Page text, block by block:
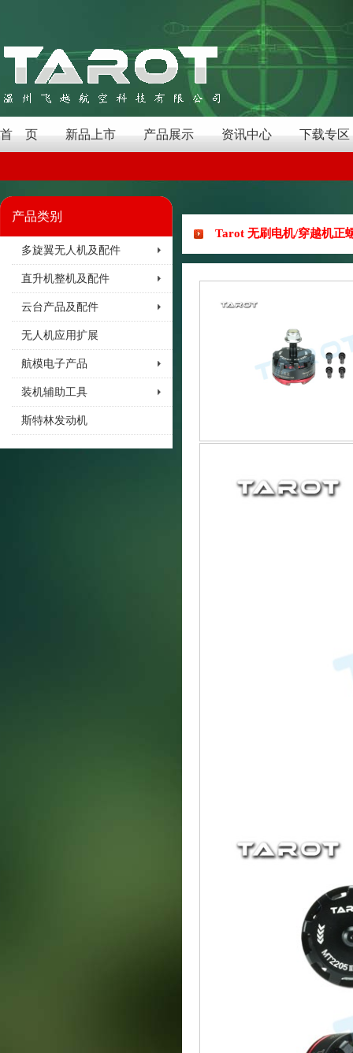
首 页 新品上市 产品展示 资讯中心 下载专区
产品类别
多旋翼无人机及配件
直升机整机及配件
云台产品及配件
无人机应用扩展
航模电子产品
装机辅助工具
斯特林发动机
Tarot 无刷电机/穿越机正